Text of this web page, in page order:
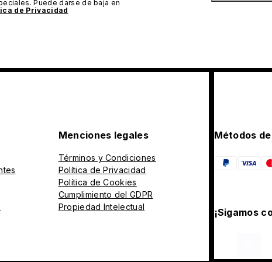
Puede darse de baja en
de Privacidad
Menciones legales
Términos y Condiciones
Política de Privacidad
Política de Cookies
Cumplimiento del GDPR
Propiedad Intelectual
Métodos
¡Sigamos